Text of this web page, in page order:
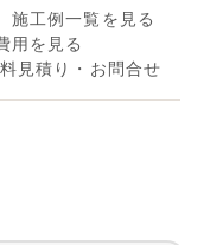
施工例一覧を見る
用を見る
見積り・お問合せ